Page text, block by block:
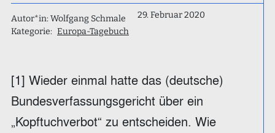
Autor*in: Wolfgang Schmale
29. Februar 2020
Kategorie: Europa-Tagebuch
[1] Wieder einmal hatte das (deutsche)
Bundesverfassungsgericht über ein
„Kopftuchverbot“ zu entscheiden. Wie